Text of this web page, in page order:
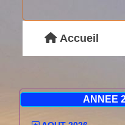
Accueil
ANNEE